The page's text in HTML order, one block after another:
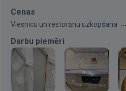
Cenas
Viesnīcu un restorānu uzkopšana
Darbu piemēri